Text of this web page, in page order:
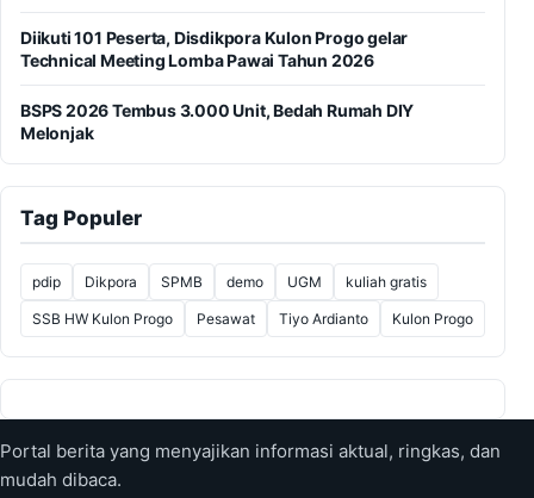
Diikuti 101 Peserta, Disdikpora Kulon Progo gelar
Technical Meeting Lomba Pawai Tahun 2026
BSPS 2026 Tembus 3.000 Unit, Bedah Rumah DIY
Melonjak
Tag Populer
pdip Dikpora SPMB demo UGM kuliah gratis
SSB HW Kulon Progo Pesawat Tiyo Ardianto Kulon Progo
Portal berita yang menyajikan informasi aktual, ringkas, dan
mudah dibaca.